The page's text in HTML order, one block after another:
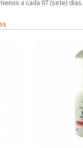
a cada 07 (sete) dias.